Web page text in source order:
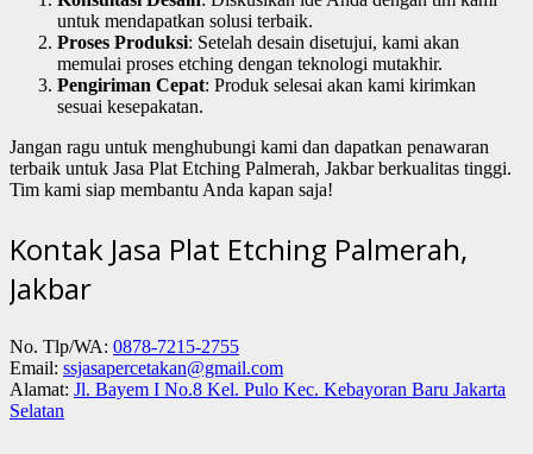
untuk mendapatkan solusi terbaik.
Proses Produksi: Setelah desain disetujui, kami akan
memulai proses etching dengan teknologi mutakhir.
Pengiriman Cepat: Produk selesai akan kami kirimkan
sesuai kesepakatan.
Jangan ragu untuk menghubungi kami dan dapatkan penawaran
terbaik untuk Jasa Plat Etching Palmerah, Jakbar berkualitas tinggi.
Tim kami siap membantu Anda kapan saja!
Kontak Jasa Plat Etching Palmerah,
Jakbar
No. Tlp/WA: 0878-7215-2755
Email: ssjasapercetakan@gmail.com
Alamat: Jl. Bayem I No.8 Kel. Pulo Kec. Kebayoran Baru Jakarta
Selatan